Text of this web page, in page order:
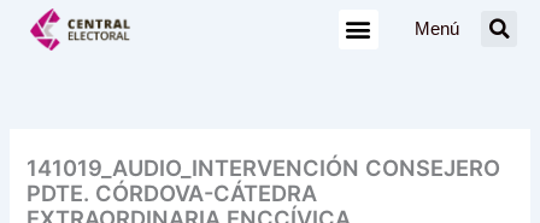
Menú
141019_AUDIO_INTERVENCIÓN CONSEJERO
PDTE. CÓRDOVA-CÁTEDRA